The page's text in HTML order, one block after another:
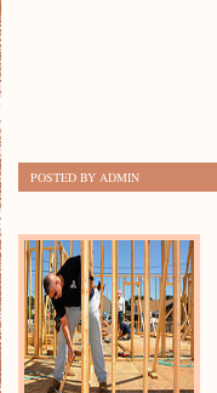
POSTED BY ADMIN